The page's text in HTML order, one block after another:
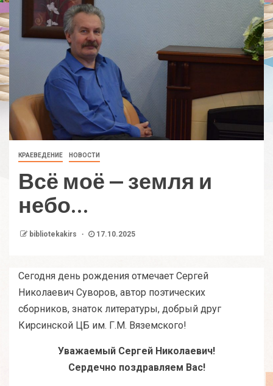
КРАЕВЕДЕНИЕ НОВОСТИ
Всё моё — земля и
небо…
bibliotekakirs 17.10.2025
Сегодня день рождения отмечает Сергей
Николаевич Суворов, автор поэтических
сборников, знаток литературы, добрый друг
Кирсинской ЦБ им. Г.М. Вяземского!
Уважаемый Сергей Николаевич!
Сердечно поздравляем Вас!